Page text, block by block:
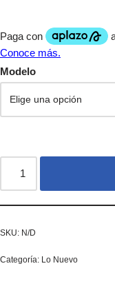
Modelo
SKU: N/D
Categoría: Lo Nuevo